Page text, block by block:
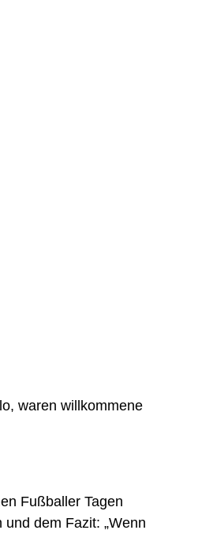
waren willkommene
Fußballer Tagen
dem Fazit: „Wenn